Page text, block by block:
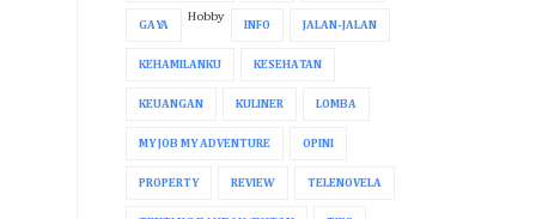
GAYA
Hobby
INFO JALAN-JALAN
KEHAMILANKU KESEHATAN
KEUANGAN KULINER LOMBA
MY JOB MY ADVENTURE OPINI
PROPERTY REVIEW TELENOVELA